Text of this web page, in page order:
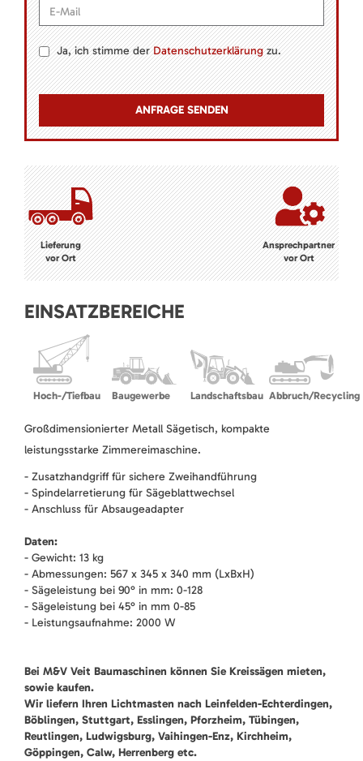
Ja, ich stimme derDatenschutzerklärungzu.
Lieferung
vor Ort
Ansprechpartner
vor Ort
EINSATZBEREICHE
Hoch-/Tiefbau Baugewerbe Landschaftsbau Abbruch/Recycling
Großdimensionierter Metall Sägetisch, kompakte
leistungsstarke Zimmereimaschine.
- Zusatzhandgriff für sichere Zweihandführung
- Spindelarretierung für Sägeblattwechsel
- Anschluss für Absaugeadapter
Daten:
- Gewicht: 13 kg
- Abmessungen: 567 x 345 x 340 mm (LxBxH)
- Sägeleistung bei 90° in mm: 0-128
- Sägeleistung bei 45° in mm 0-85
- Leistungsaufnahme: 2000 W
Bei M&V Veit Baumaschinen können Sie Kreissägen mieten,
sowie kaufen.
Wir liefern Ihren Lichtmasten nach Leinfelden-Echterdingen,
Böblingen, Stuttgart, Esslingen, Pforzheim, Tübingen,
Reutlingen, Ludwigsburg, Vaihingen-Enz, Kirchheim,
Göppingen, Calw, Herrenberg etc.